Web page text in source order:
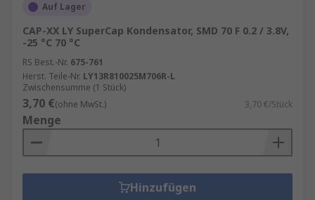
Auf Lager
CAP-XX LY SuperCap Kondensator, SMD 70 F 0.2 / 3.8V,
-25 °C 70 °C
RS Best.-Nr. 675-761
Herst. Teile-Nr. LY13R810025M706R-L
Zwischensumme (1 Stück)
3,70 €(ohne MwSt.) 3,70 €/Stück
Menge
Hinzufügen